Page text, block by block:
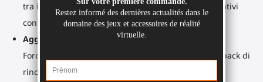
tra il tuo Meta. Quest 3, Quest 3S, Quest Pro e i relativi
controller.
Aggiornabile
: Puoi aggiornarlo in seguito con un
ForceTube Haptic Shoulder Stock, creando un feedback di
rinculo ogni volta che premi il grilletto.